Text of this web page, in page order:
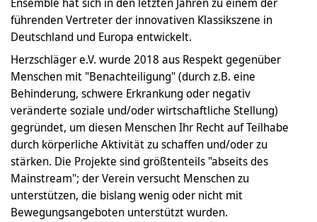
führenden Vertreter der innovativen Klassikszene in
Deutschland und Europa entwickelt.
Herzschläger e.V. wurde 2018 aus Respekt gegenüber
Menschen mit "Benachteiligung" (durch z.B. eine
Behinderung, schwere Erkrankung oder negativ
veränderte soziale und/oder wirtschaftliche Stellung)
gegründet, um diesen Menschen Ihr Recht auf Teilhabe
durch körperliche Aktivität zu schaffen und/oder zu
stärken. Die Projekte sind größtenteils "abseits des
Mainstream"; der Verein versucht Menschen zu
unterstützen, die bislang wenig oder nicht mit
Bewegungsangeboten unterstützt wurden.